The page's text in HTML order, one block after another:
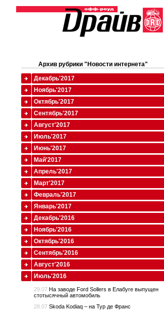
Архив рубрики "Новости интернета"
Декабрь'2017
Ноябрь'2017
Октябрь'2017
Сентябрь'2017
Август'2017
Июль'2017
Июнь'2017
Май'2017
Апрель'2017
Март'2017
Февраль'2017
Январь'2017
Декабрь'2016
Ноябрь'2016
Октябрь'2016
Сентябрь'2016
Август'2016
Июль'2016
29.07 На заводе Ford Sollers в Елабуге выпущен
стотысячный автомобиль
28.07 Skoda Kodiaq – на Тур де Франс